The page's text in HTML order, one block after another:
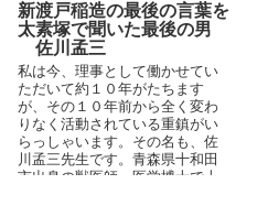
新渡戸稲造の最後の言葉を
太素塚で聞いた最後の男
佐川孟三
私は今、理事として働かせてい
ただいて約１０年がたちます
が、その１０年前から全く変わ
りなく活動されている重鎮がい
らっしゃいます。その名も、佐
川孟三先生です。青森県十和田
市出身の獣医師・医学博士で十